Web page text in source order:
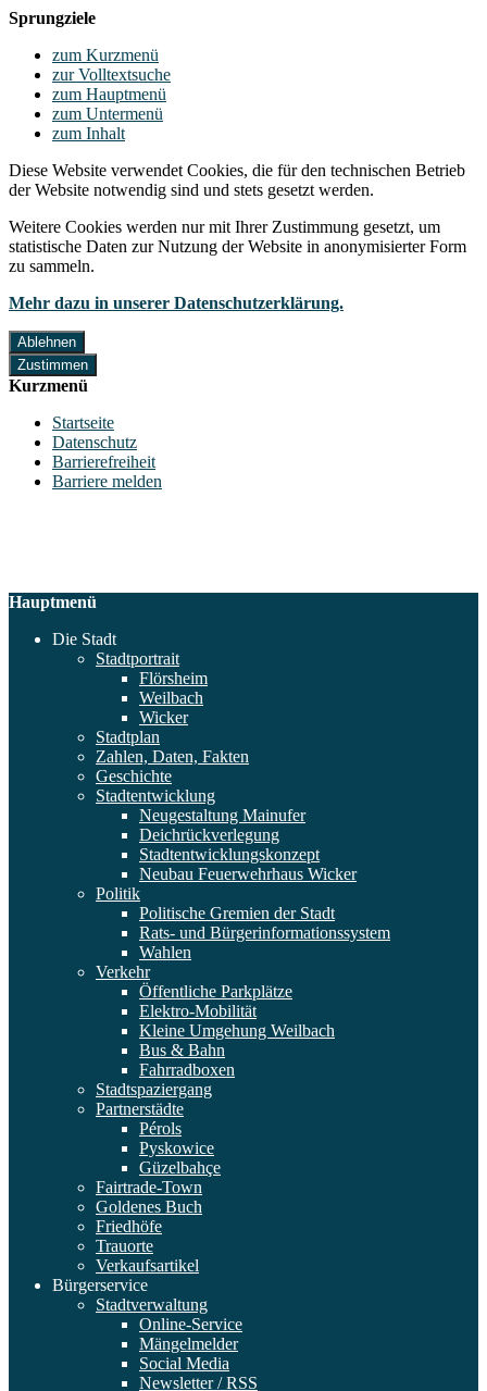
Sprungziele
zum Kurzmenü
zur Volltextsuche
zum Hauptmenü
zum Untermenü
zum Inhalt
Diese Website verwendet Cookies, die für den technischen Betrieb
der Website notwendig sind und stets gesetzt werden.
Weitere Cookies werden nur mit Ihrer Zustimmung gesetzt, um
statistische Daten zur Nutzung der Website in anonymisierter Form
zu sammeln.
Mehr dazu in unserer Datenschutzerklärung.
Ablehnen
Zustimmen
Kurzmenü
Startseite
Datenschutz
Barrierefreiheit
Barriere melden
Hauptmenü
Die Stadt
Stadtportrait
Flörsheim
Weilbach
Wicker
Stadtplan
Zahlen, Daten, Fakten
Geschichte
Stadtentwicklung
Neugestaltung Mainufer
Deichrückverlegung
Stadtentwicklungskonzept
Neubau Feuerwehrhaus Wicker
Politik
Politische Gremien der Stadt
Rats- und Bürgerinformationssystem
Wahlen
Verkehr
Öffentliche Parkplätze
Elektro-Mobilität
Kleine Umgehung Weilbach
Bus & Bahn
Fahrradboxen
Stadtspaziergang
Partnerstädte
Pérols
Pyskowice
Güzelbahçe
Fairtrade-Town
Goldenes Buch
Friedhöfe
Trauorte
Verkaufsartikel
Bürgerservice
Stadtverwaltung
Online-Service
Mängelmelder
Social Media
Newsletter / RSS